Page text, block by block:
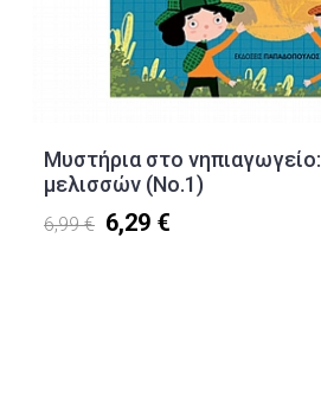
Μυστήρια στο
μελισσών (Νο.1)
6,99 € 6,29 €